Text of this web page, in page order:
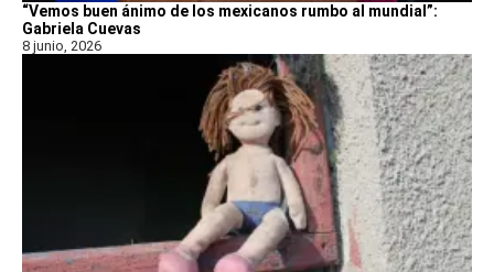
“Vemos buen ánimo de los mexicanos rumbo al mundial”:
Gabriela Cuevas
8 junio, 2026